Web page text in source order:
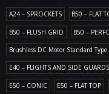
A24 – SPROCKETS B50 – FLAT
B50 – FLUSH GRID B50 –
Brushless DC Motor Standard Type
E40 – FLIGHTS AND SIDE GUARDS
E50 – CONIC E50 – FLAT TOP